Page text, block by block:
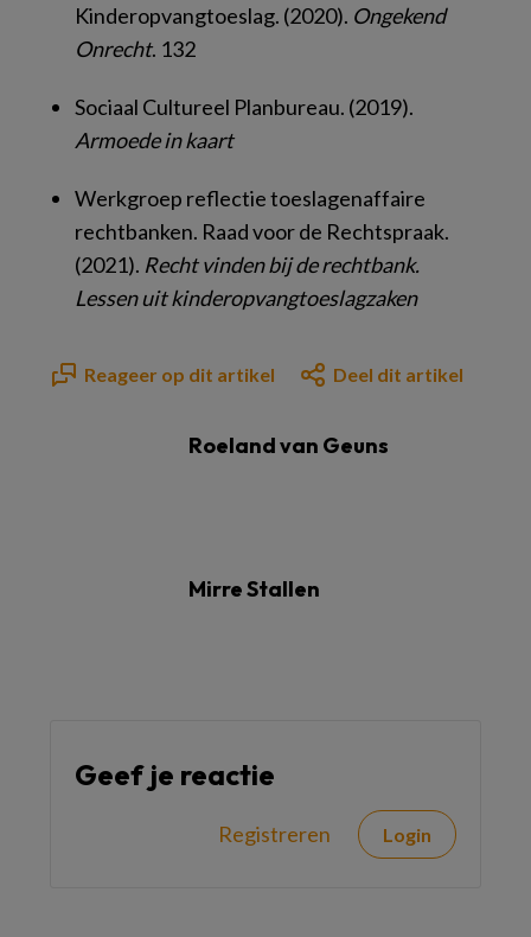
Kinderopvangtoeslag. (2020). Ongekend
Onrecht. 132
Sociaal Cultureel Planbureau. (2019).
Armoede in kaart
Werkgroep reflectie toeslagenaffaire
rechtbanken. Raad voor de Rechtspraak.
(2021). Recht vinden bij de rechtbank.
Lessen uit kinderopvangtoeslagzaken
Reageer op dit artikel Deel dit artikel
Roeland van Geuns
Mirre Stallen
Geef je reactie
Registreren Login